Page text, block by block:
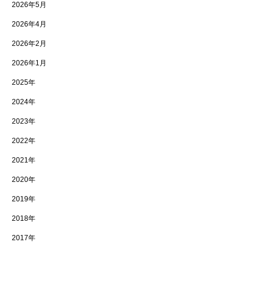
2026年5月
2026年4月
2026年2月
2026年1月
2025年
2024年
2023年
2022年
2021年
2020年
2019年
2018年
2017年